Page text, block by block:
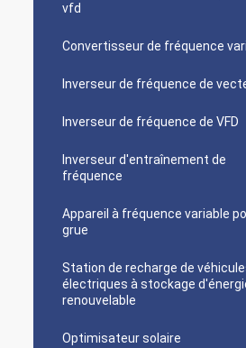
vfd
Convertisseur de fréquence
Inverseur de fréquence de
Inverseur de fréquence de VFD
Inverseur d'entraînement de
fréquence
Appareil à fréquence variable
grue
Station de recharge de
électriques à stockage
renouvelable
Optimisateur solaire